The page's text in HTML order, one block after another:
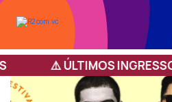
⚠️ ÚLTIMOS